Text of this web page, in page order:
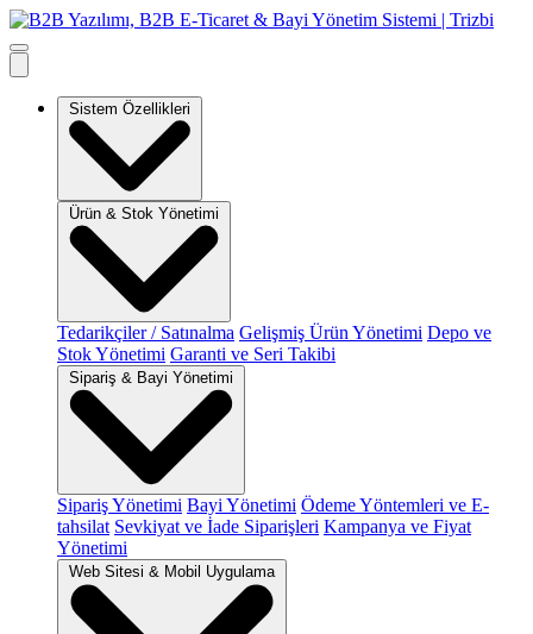
Sistem Özellikleri
Ürün & Stok Yönetimi
Tedarikçiler / Satınalma Gelişmiş Ürün Yönetimi Depo ve
Stok Yönetimi Garanti ve Seri Takibi
Sipariş & Bayi Yönetimi
Sipariş Yönetimi Bayi Yönetimi Ödeme Yöntemleri ve E-
tahsilat Sevkiyat ve İade Siparişleri Kampanya ve Fiyat
Yönetimi
Web Sitesi & Mobil Uygulama